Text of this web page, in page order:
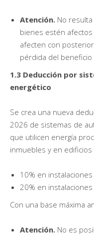
Atención. No
bienes estén
afecten con
pérdida del beneficio
1.3 Deducción por
energético
Se crea una nueva
2026 de sistemas de
que utilicen energía
inmuebles y en
10% en
20% en
Con una base máxima
Atención. No es